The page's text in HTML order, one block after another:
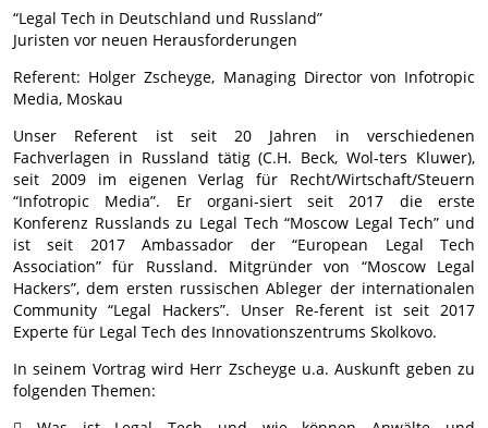
“Legal Tech in Deutschland und Russland”
Juristen vor neuen Herausforderungen
Referent: Holger Zscheyge, Managing Director von Infotropic
Media, Moskau
Unser Referent ist seit 20 Jahren in verschiedenen
Fachverlagen in Russland tätig (C.H. Beck, Wol-ters Kluwer),
seit 2009 im eigenen Verlag für Recht/Wirtschaft/Steuern
“Infotropic Media”. Er organi-siert seit 2017 die erste
Konferenz Russlands zu Legal Tech “Moscow Legal Tech” und
ist seit 2017 Ambassador der “European Legal Tech
Association” für Russland. Mitgründer von “Moscow Legal
Hackers”, dem ersten russischen Ableger der internationalen
Community “Legal Hackers”. Unser Re-ferent ist seit 2017
Experte für Legal Tech des Innovationszentrums Skolkovo.
In seinem Vortrag wird Herr Zscheyge u.a. Auskunft geben zu
folgenden Themen: